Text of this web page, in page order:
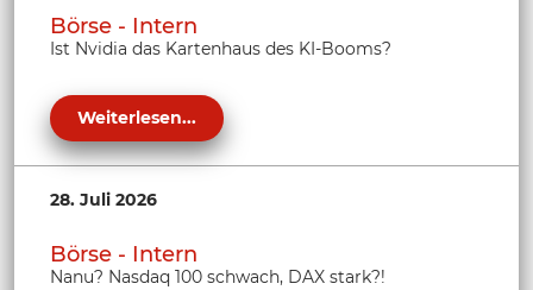
Börse - Intern
Ist Nvidia das Kartenhaus des KI-Booms?
Weiterlesen...
28. Juli 2026
Börse - Intern
Nanu? Nasdaq 100 schwach, DAX stark?!